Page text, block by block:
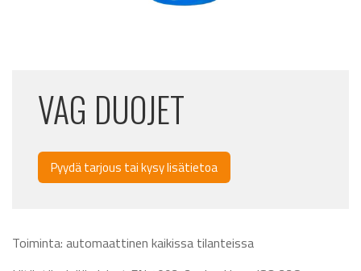
VAG DUOJET
Pyydä tarjous tai kysy lisätietoa
Toiminta: automaattinen kaikissa tilanteissa